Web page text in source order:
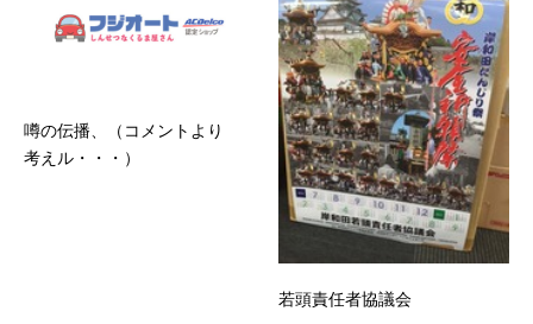
噂の伝播、（コメントより
考えル・・・）
若頭責任者協議会